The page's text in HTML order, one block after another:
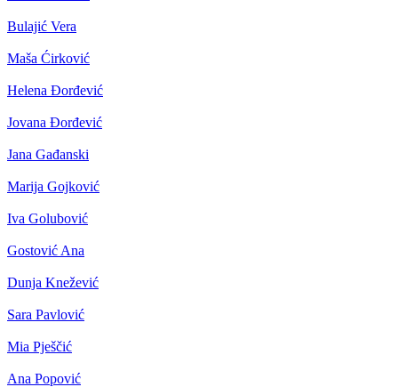
Bulajić Vera
Maša Ćirković
Helena Đorđević
Jovana Đorđević
Jana Gađanski
Marija Gojković
Iva Golubović
Gostović Ana
Dunja Knežević
Sara Pavlović
Mia Pješčić
Ana Popović